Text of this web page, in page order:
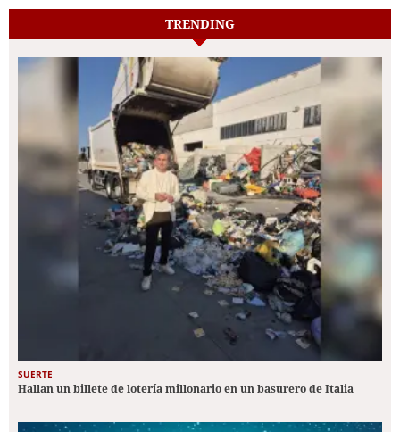
TRENDING
SUERTE
Hallan un billete de lotería millonario en un basurero de Italia